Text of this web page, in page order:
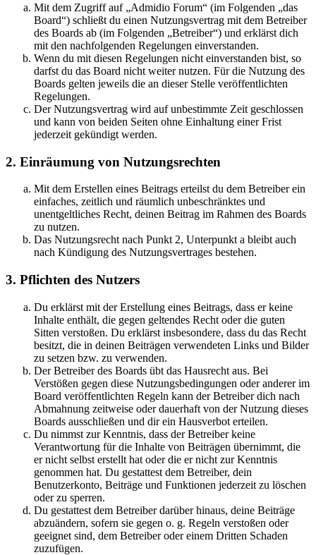
Mit dem Zugriff auf „Admidio Forum“ (im Folgenden „das
Board“) schließt du einen Nutzungsvertrag mit dem Betreiber
des Boards ab (im Folgenden „Betreiber“) und erklärst dich
mit den nachfolgenden Regelungen einverstanden.
Wenn du mit diesen Regelungen nicht einverstanden bist, so
darfst du das Board nicht weiter nutzen. Für die Nutzung des
Boards gelten jeweils die an dieser Stelle veröffentlichten
Regelungen.
Der Nutzungsvertrag wird auf unbestimmte Zeit geschlossen
und kann von beiden Seiten ohne Einhaltung einer Frist
jederzeit gekündigt werden.
2. Einräumung von Nutzungsrechten
Mit dem Erstellen eines Beitrags erteilst du dem Betreiber ein
einfaches, zeitlich und räumlich unbeschränktes und
unentgeltliches Recht, deinen Beitrag im Rahmen des Boards
zu nutzen.
Das Nutzungsrecht nach Punkt 2, Unterpunkt a bleibt auch
nach Kündigung des Nutzungsvertrages bestehen.
3. Pflichten des Nutzers
Du erklärst mit der Erstellung eines Beitrags, dass er keine
Inhalte enthält, die gegen geltendes Recht oder die guten
Sitten verstoßen. Du erklärst insbesondere, dass du das Recht
besitzt, die in deinen Beiträgen verwendeten Links und Bilder
zu setzen bzw. zu verwenden.
Der Betreiber des Boards übt das Hausrecht aus. Bei
Verstößen gegen diese Nutzungsbedingungen oder anderer im
Board veröffentlichten Regeln kann der Betreiber dich nach
Abmahnung zeitweise oder dauerhaft von der Nutzung dieses
Boards ausschließen und dir ein Hausverbot erteilen.
Du nimmst zur Kenntnis, dass der Betreiber keine
Verantwortung für die Inhalte von Beiträgen übernimmt, die
er nicht selbst erstellt hat oder die er nicht zur Kenntnis
genommen hat. Du gestattest dem Betreiber, dein
Benutzerkonto, Beiträge und Funktionen jederzeit zu löschen
oder zu sperren.
Du gestattest dem Betreiber darüber hinaus, deine Beiträge
abzuändern, sofern sie gegen o. g. Regeln verstoßen oder
geeignet sind, dem Betreiber oder einem Dritten Schaden
zuzufügen.